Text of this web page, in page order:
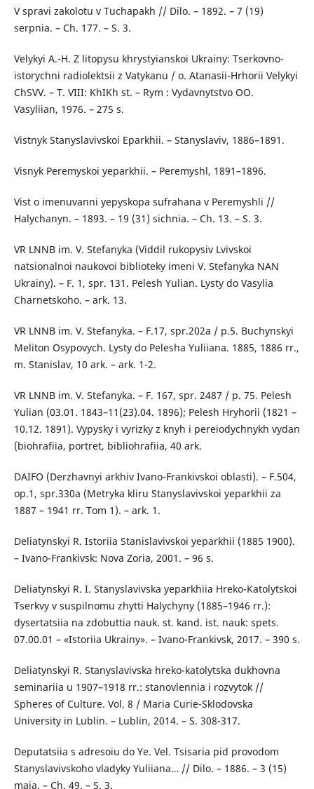
V spravi zakolotu v Tuchapakh // Dilo. – 1892. – 7 (19)
serpnia. – Ch. 177. – S. 3.
Velykyi A.-H. Z litopysu khrystyianskoi Ukrainy: Tserkovno-
istorychni radiolektsii z Vatykanu / o. Atanasii-Hrhorii Velykyi
ChSVV. – T. VIII: KhIKh st. – Rym : Vydavnytstvo OO.
Vasyliian, 1976. – 275 s.
Vistnyk Stanyslavivskoi Eparkhii. – Stanyslaviv, 1886–1891.
Visnyk Peremyskoi yeparkhii. – Peremyshl, 1891–1896.
Vist o imenuvanni yepyskopa sufrahana v Peremyshli //
Halychanyn. – 1893. – 19 (31) sichnia. – Ch. 13. – S. 3.
VR LNNB im. V. Stefanyka (Viddil rukopysiv Lvivskoi
natsionalnoi naukovoi biblioteky imeni V. Stefanyka NAN
Ukrainy). – F. 1, spr. 131. Pelesh Yulian. Lysty do Vasylia
Charnetskoho. – ark. 13.
VR LNNB im. V. Stefanyka. – F.17, spr.202a / p.5. Buchynskyi
Meliton Osypovych. Lysty do Pelesha Yuliiana. 1885, 1886 rr.,
m. Stanislav, 10 ark. – ark. 1-2.
VR LNNB im. V. Stefanyka. – F. 167, spr. 2487 / p. 75. Pelesh
Yulian (03.01. 1843–11(23).04. 1896); Pelesh Hryhorii (1821 –
10.12. 1891). Vypysky i vyrizky z knyh i pereiodychnykh vydan
(biohrafiia, portret, bibliohrafiia, 40 ark.
DAIFO (Derzhavnyi arkhiv Ivano-Frankivskoi oblasti). – F.504,
op.1, spr.330a (Metryka kliru Stanyslavivskoi yeparkhii za
1887 – 1941 rr. Tom 1). – ark. 1.
Deliatynskyi R. Istoriia Stanislavivskoi yeparkhii (1885 1900).
– Ivano-Frankivsk: Nova Zoria, 2001. – 96 s.
Deliatynskyi R. I. Stanyslavivska yeparkhiia Hreko-Katolytskoi
Tserkvy v suspilnomu zhytti Halychyny (1885–1946 rr.):
dysertatsiia na zdobuttia nauk. st. kand. ist. nauk: spets.
07.00.01 – «Istoriia Ukrainy». – Ivano-Frankivsk, 2017. – 390 s.
Deliatynskyi R. Stanyslavivska hreko-katolytska dukhovna
seminariia u 1907–1918 rr.: stanovlennia i rozvytok //
Spheres of Culture. Vol. 8 / Maria Curie-Sklodovska
University in Lublin. – Lublin, 2014. – S. 308-317.
Deputatsiia s adresoiu do Ye. Vel. Tsisaria pid provodom
Stanyslavivskoho vladyky Yuliiana… // Dilo. – 1886. – 3 (15)
maia. – Ch. 49. – S. 3.